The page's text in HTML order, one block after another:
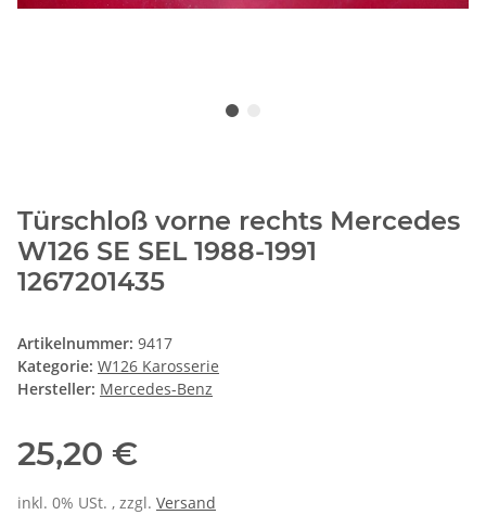
Türschloß vorne rechts Mercedes
W126 SE SEL 1988-1991
1267201435
Artikelnummer: 9417
Kategorie: W126 Karosserie
Hersteller: Mercedes-Benz
25,20 €
inkl. 0% USt. , zzgl. Versand